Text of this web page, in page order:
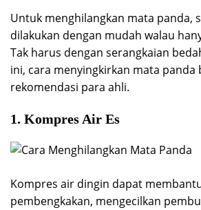
Untuk menghilangkan mata panda,
dilakukan dengan mudah walau
Tak harus dengan serangkaian
ini, cara menyingkirkan mata panda
rekomendasi para ahli.
1. Kompres Air Es
Kompres air dingin dapat
pembengkakan, mengecilkan